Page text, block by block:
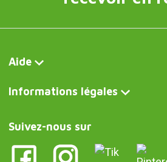
Aide
Informations légales
Suivez-nous sur